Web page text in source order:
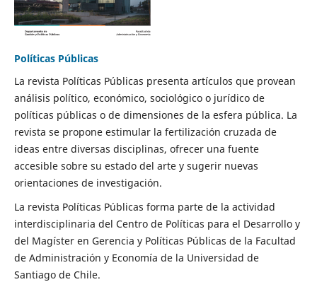
Políticas Públicas
La revista Políticas Públicas presenta artículos que provean
análisis político, económico, sociológico o jurídico de
políticas públicas o de dimensiones de la esfera pública. La
revista se propone estimular la fertilización cruzada de
ideas entre diversas disciplinas, ofrecer una fuente
accesible sobre su estado del arte y sugerir nuevas
orientaciones de investigación.
La revista Políticas Públicas forma parte de la actividad
interdisciplinaria del Centro de Políticas para el Desarrollo y
del Magíster en Gerencia y Políticas Públicas de la Facultad
de Administración y Economía de la Universidad de
Santiago de Chile.